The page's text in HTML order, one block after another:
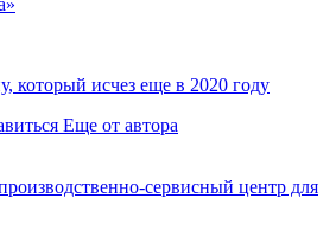
исчез еще в 2020 году
Еще от автора
сервисный центр для